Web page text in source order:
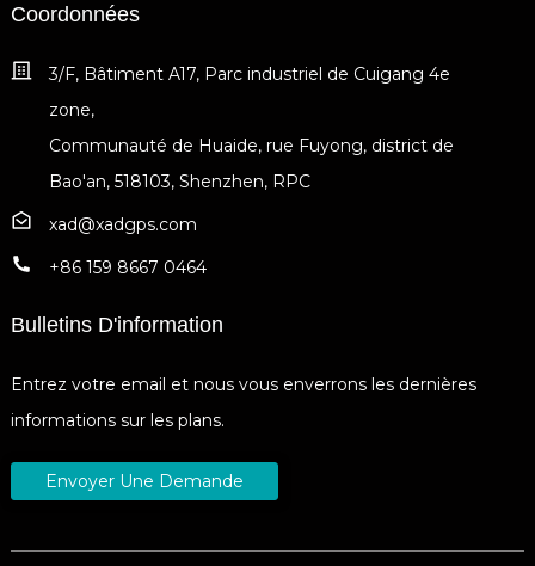
Coordonnées
3/F, Bâtiment A17, Parc industriel de Cuigang 4e
zone,
Communauté de Huaide, rue Fuyong, district de
Bao'an, 518103, Shenzhen, RPC
xad@xadgps.com
+86 159 8667 0464
Bulletins D'information
Entrez votre email et nous vous enverrons les dernières
informations sur les plans.
Envoyer Une Demande